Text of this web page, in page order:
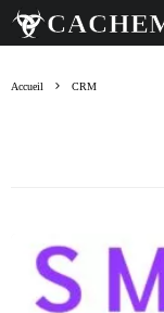
Accueil CRM